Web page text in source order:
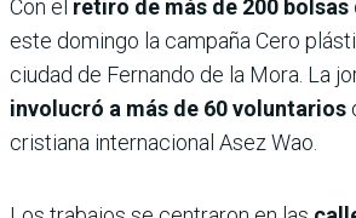
Con el retiro de más de 200 bolsas
este domingo la campaña Cero
ciudad de Fernando de la Mora. La
involucró a más de 60 voluntarios
cristiana internacional Asez Wao.